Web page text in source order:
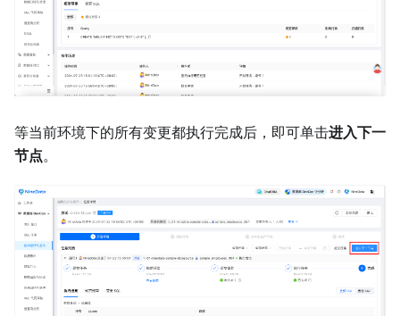
等当前环境下的所有变更都执行完成后，即可单击进入下一
节点。